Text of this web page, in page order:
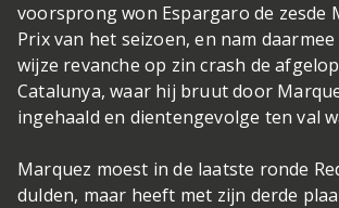
voorsprong won Espargaro de zesde
Prix van het seizoen, en nam
wijze revanche op zin crash de
Catalunya, waar hij bruut door
ingehaald en dientengevolge ten val
Marquez moest in de laatste ronde
dulden, maar heeft met zijn derde